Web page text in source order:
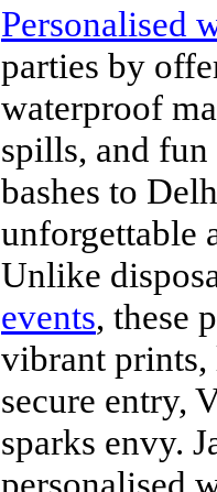
Personalised
parties by
waterproof
spills, and
bashes to
unforgettable
Unlike
events, these
vibrant prints,
secure entry,
sparks envy.